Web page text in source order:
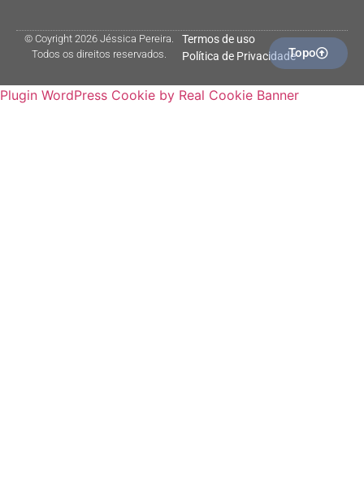
© Coyright 2026 Jéssica Pereira.
Todos os direitos reservados.
Termos de uso
Política de PrivacidadeTopo
Plugin WordPress Cookie by Real Cookie Banner